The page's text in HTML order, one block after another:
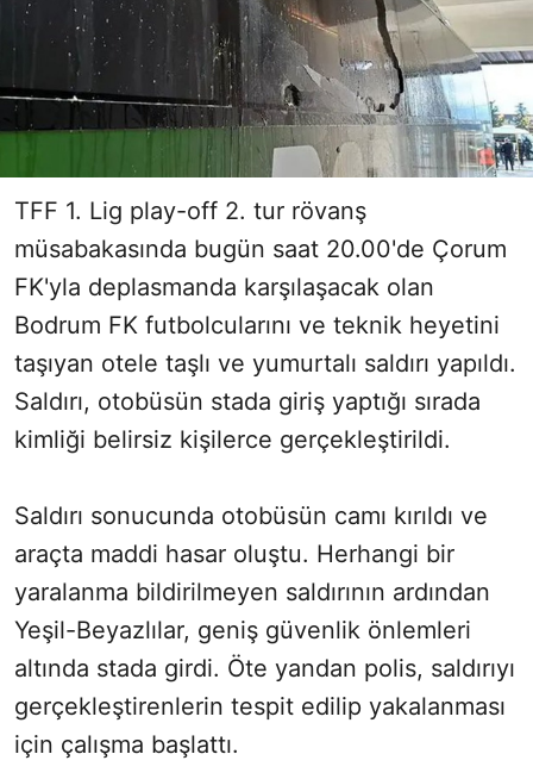
TFF 1. Lig play-off 2. tur rövanş
müsabakasında bugün saat 20.00'de Çorum
FK'yla deplasmanda karşılaşacak olan
Bodrum FK futbolcularını ve teknik heyetini
taşıyan otele taşlı ve yumurtalı saldırı yapıldı.
Saldırı, otobüsün stada giriş yaptığı sırada
kimliği belirsiz kişilerce gerçekleştirildi.
Saldırı sonucunda otobüsün camı kırıldı ve
araçta maddi hasar oluştu. Herhangi bir
yaralanma bildirilmeyen saldırının ardından
Yeşil-Beyazlılar, geniş güvenlik önlemleri
altında stada girdi. Öte yandan polis, saldırıyı
gerçekleştirenlerin tespit edilip yakalanması
için çalışma başlattı.